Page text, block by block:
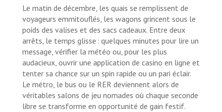
Le matin de décembre, les quais se remplissent de
voyageurs emmitouflés, les wagons grincent sous le
poids des valises et des sacs cadeaux. Entre deux
arrêts, le temps glisse : quelques minutes pour lire un
message, vérifier la météo ou, pour les plus
audacieux, ouvrir une application de casino en ligne et
tenter sa chance sur un spin rapide ou un pari éclair.
Le métro, le bus ou le RER deviennent alors de
véritables salons de jeu nomades où chaque seconde
libre se transforme en opportunité de gain festif.